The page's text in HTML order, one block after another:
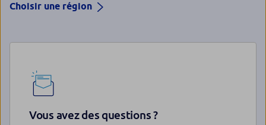
Choisir une région
Vous avez des questions ?